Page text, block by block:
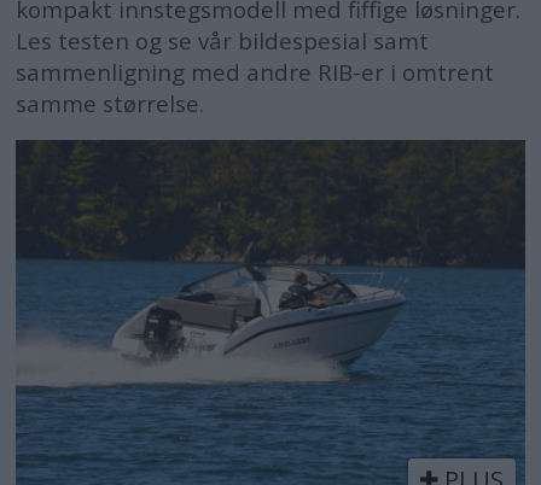
kompakt innstegsmodell med fiffige løsninger.
Les testen og se vår bildespesial samt
sammenligning med andre RIB-er i omtrent
samme størrelse.